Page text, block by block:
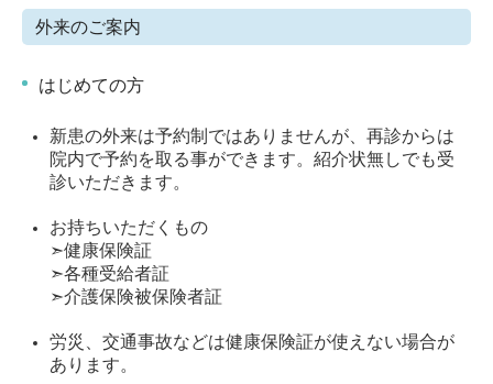
外来のご案内
はじめての方
新患の外来は予約制ではありませんが、再診からは
院内で予約を取る事ができます。 紹介状無しでも受
診いただきます。
お持ちいただくもの
➣健康保険証
➣各種受給者証
➣介護保険被保険者証
労災、交通事故などは健康保険証が使えない場合が
あります。